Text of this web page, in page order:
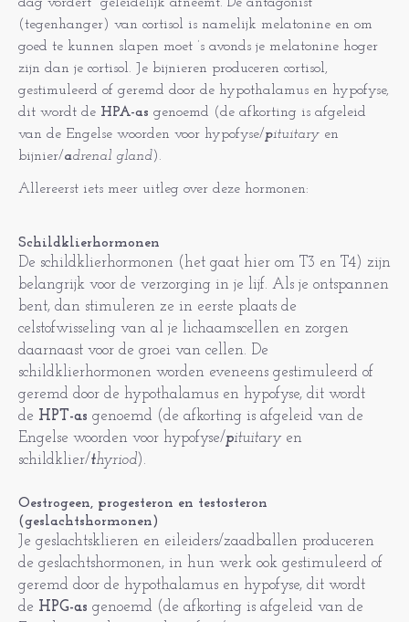
(tegenhanger) van cortisol is namelijk melatonine en om
goed te kunnen slapen moet ’s avonds je melatonine hoger
zijn dan je cortisol. Je bijnieren produceren cortisol,
gestimuleerd of geremd door de hypothalamus en hypofyse,
dit wordt de HPA-as genoemd (de afkorting is afgeleid
van de Engelse woorden voor hypofyse/pituitary en
bijnier/adrenal gland).
Allereerst iets meer uitleg over deze hormonen:
Schildklierhormonen
De schildklierhormonen (het gaat hier om T3 en T4) zijn
belangrijk voor de verzorging in je lijf. Als je ontspannen
bent, dan stimuleren ze in eerste plaats de
celstofwisseling van al je lichaamscellen en zorgen
daarnaast voor de groei van cellen. De
schildklierhormonen worden eveneens gestimuleerd of
geremd door de hypothalamus en hypofyse, dit wordt
de HPT-as genoemd (de afkorting is afgeleid van de
Engelse woorden voor hypofyse/pituitaryen
schildklier/thyriod).
Oestrogeen, progesteron en testosteron
(geslachtshormonen)
Je geslachtsklieren en eileiders/zaadballen produceren
de geslachtshormonen, in hun werk ook gestimuleerd of
geremd door de hypothalamus en hypofyse, dit wordt
de HPG-as genoemd (de afkorting is afgeleid van de